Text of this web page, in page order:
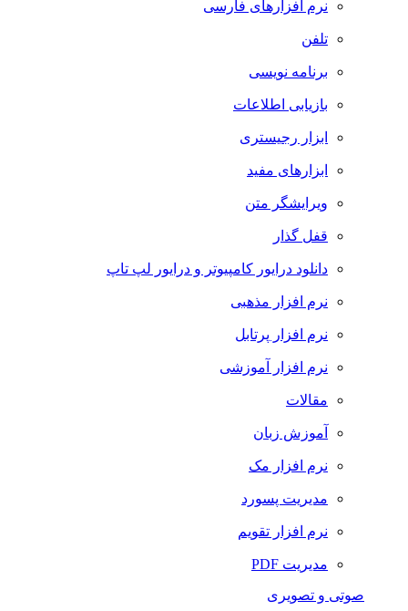
نرم افزارهای فارسی
تلفن
برنامه نویسی
بازیابی اطلاعات
ابزار رجیستری
ابزارهای مفید
ویرایشگر متن
قفل گذار
دانلود درایور کامپیوتر و درایور لپ تاپ
نرم افزار مذهبی
نرم افزار پرتابل
نرم افزار آموزشی
مقالات
آموزش زبان
نرم افزار مک
مدیریت پسورد
نرم افزار تقویم
مدیریت PDF
صوتی و تصویری